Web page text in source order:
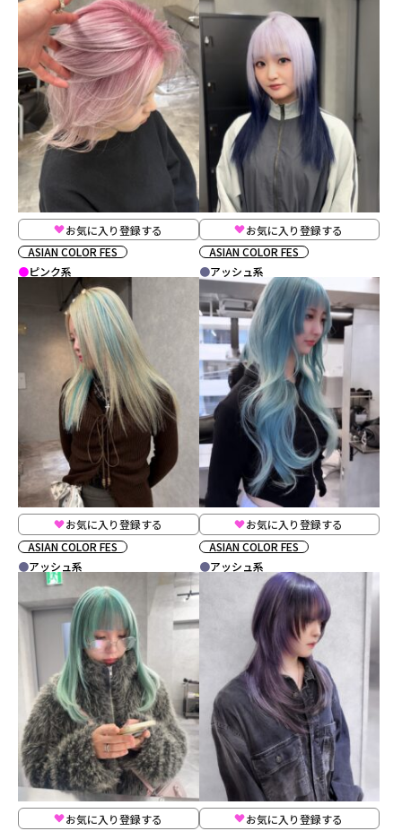
お気に入り登録する
ASIAN COLOR FES
ピンク系
お気に入り登録する
ASIAN COLOR FES
アッシュ系
お気に入り登録する
ASIAN COLOR FES
アッシュ系
お気に入り登録する
ASIAN COLOR FES
アッシュ系
お気に入り登録する
お気に入り登録する